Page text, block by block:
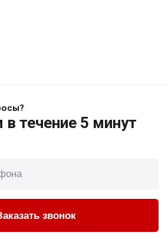
в течение 5 минут
звонок